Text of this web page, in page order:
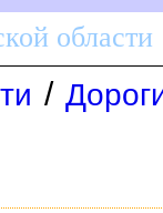
области
/